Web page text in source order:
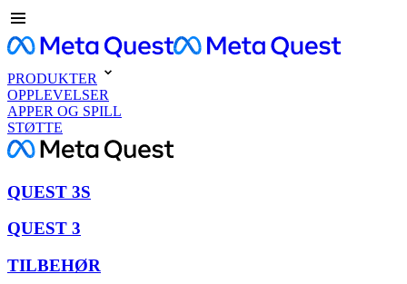
PRODUKTER
OPPLEVELSER
APPER OG SPILL
STØTTE
QUEST 3S
QUEST 3
TILBEHØR